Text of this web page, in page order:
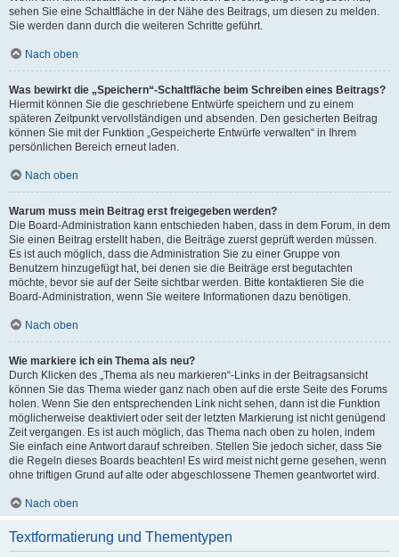
sehen Sie eine Schaltfläche in der Nähe des Beitrags, um diesen zu melden.
Sie werden dann durch die weiteren Schritte geführt.
Nach oben
Was bewirkt die „Speichern“-Schaltfläche beim Schreiben eines Beitrags?
Hiermit können Sie die geschriebene Entwürfe speichern und zu einem
späteren Zeitpunkt vervollständigen und absenden. Den gesicherten Beitrag
können Sie mit der Funktion „Gespeicherte Entwürfe verwalten“ in Ihrem
persönlichen Bereich erneut laden.
Nach oben
Warum muss mein Beitrag erst freigegeben werden?
Die Board-Administration kann entschieden haben, dass in dem Forum, in dem
Sie einen Beitrag erstellt haben, die Beiträge zuerst geprüft werden müssen.
Es ist auch möglich, dass die Administration Sie zu einer Gruppe von
Benutzern hinzugefügt hat, bei denen sie die Beiträge erst begutachten
möchte, bevor sie auf der Seite sichtbar werden. Bitte kontaktieren Sie die
Board-Administration, wenn Sie weitere Informationen dazu benötigen.
Nach oben
Wie markiere ich ein Thema als neu?
Durch Klicken des „Thema als neu markieren“-Links in der Beitragsansicht
können Sie das Thema wieder ganz nach oben auf die erste Seite des Forums
holen. Wenn Sie den entsprechenden Link nicht sehen, dann ist die Funktion
möglicherweise deaktiviert oder seit der letzten Markierung ist nicht genügend
Zeit vergangen. Es ist auch möglich, das Thema nach oben zu holen, indem
Sie einfach eine Antwort darauf schreiben. Stellen Sie jedoch sicher, dass Sie
die Regeln dieses Boards beachten! Es wird meist nicht gerne gesehen, wenn
ohne triftigen Grund auf alte oder abgeschlossene Themen geantwortet wird.
Nach oben
Textformatierung und Thementypen